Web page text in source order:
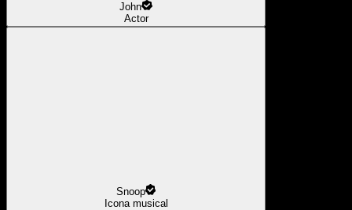
John
Actor
Snoop
Icona musical